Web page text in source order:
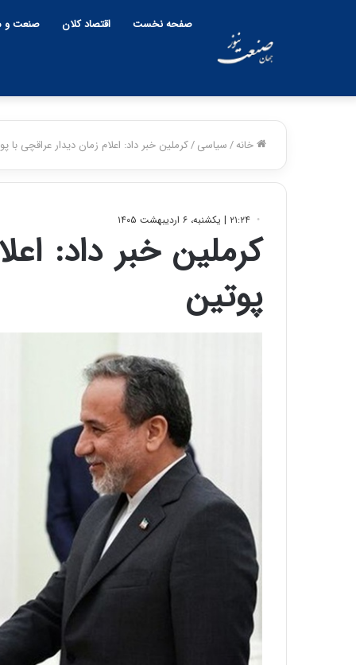
صفحه نخست اقتصاد کلان صنعت و
خانه/سیاسی/کرملین خبر داد: اعلام زمان دیدار عراقچی با
۲۱:۲۴ | یکشنبه، ۶ اردیبهشت ۱۴۰۵
کرملین خبر داد:
پوتین